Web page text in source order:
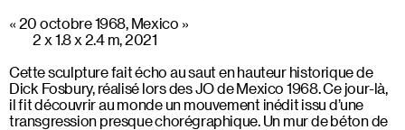
« 20 octobre 1968, Mexico »
2 x 1.8 x 2.4 m, 2021
Cette sculpture fait écho au saut en hauteur historique de
Dick Fosbury, réalisé lors des JO de Mexico 1968. Ce jour-là,
il fit découvrir au monde un mouvement inédit issu d’une
transgression presque chorégraphique. Un mur de béton de